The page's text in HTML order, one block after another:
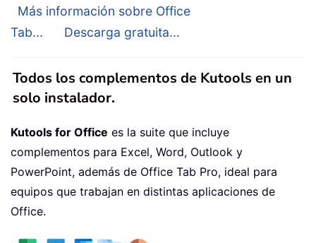
Más información sobre Office
Tab...
Descarga gratuita...
Todos los complementos de Kutools en un
solo instalador.
Kutools for Office es la suite que incluye
complementos para Excel, Word, Outlook y
PowerPoint, además de Office Tab Pro, ideal para
equipos que trabajan en distintas aplicaciones de
Office.